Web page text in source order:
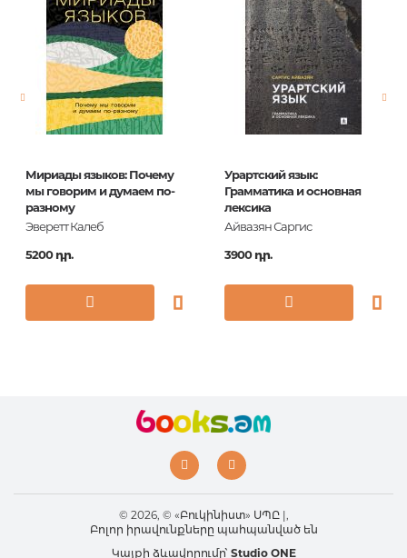
Мириады языков: Почему
мы говорим и думаем по-
разному
Эверетт Калеб
5200 դր.
Урартский язык:
Грамматика и основная
лексика
Айвазян Саргис
3900 դր.
© 2026, © «Բուկինիստ» ՍՊԸ |,
Բոլոր իրավունքները պահպանված են
Կայքի ձևավորումը՝ Studio ONE